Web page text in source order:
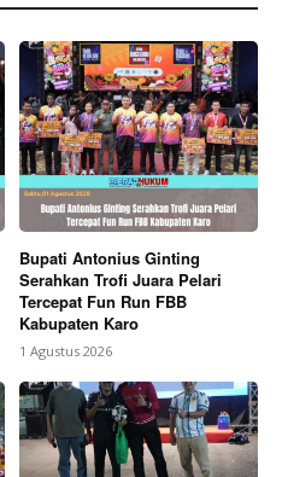
Bupati Antonius Ginting
Serahkan Trofi Juara Pelari
Tercepat Fun Run FBB
Kabupaten Karo
1 Agustus 2026